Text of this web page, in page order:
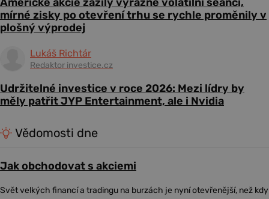
mírné zisky po otevření trhu se rychle proměnily v
plošný výprodej
Lukáš Richtár
Redaktor investice.cz
Udržitelné investice v roce 2026: Mezi lídry by
měly patřit JYP Entertainment, ale i Nvidia
Vědomosti dne
Jak obchodovat s akciemi
Svět velkých financí a tradingu na burzách je nyní otevřenější, než kdy